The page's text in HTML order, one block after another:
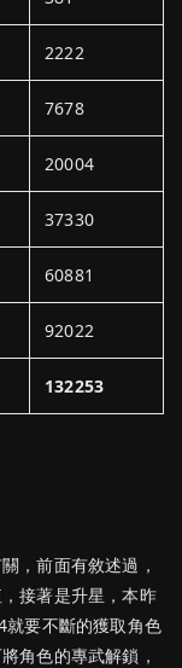
2222
7678
20004
37330
60881
92022
132253
，前面有敘述過，
接著是升星，本昨
要不斷的獲取角色
角色的專武解鎖，